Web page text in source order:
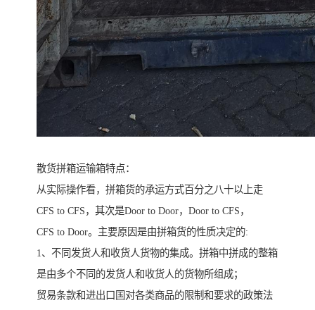
散货拼箱运输箱特点：
从实际操作看，拼箱货的承运方式百分之八十以上走
CFS to CFS，其次是Door to Door，Door to CFS，
CFS to Door。主要原因是由拼箱货的性质决定的:
1、不同发货人和收货人货物的集成。拼箱中拼成的整箱
是由多个不同的发货人和收货人的货物所组成；
贸易条款和进出口国对各类商品的限制和要求的政策法